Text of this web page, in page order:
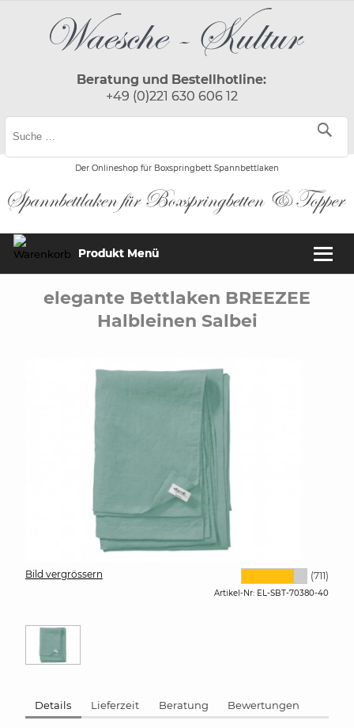
Beratung und Bestellhotline:
+49 (0)221 630 606 12
Der Onlineshop für Boxspringbett Spannbettlaken
Produkt Menü
elegante Bettlaken BREEZEE
Halbleinen Salbei
Bild vergrössern (711)
Artikel-Nr: EL-SBT-70380-40
Details Lieferzeit Beratung Bewertungen